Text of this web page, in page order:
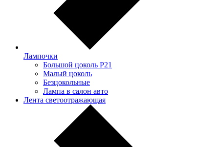
Лампочки
Большой цоколь P21
Малый цоколь
Безцокольные
Лампа в салон авто
Лента светоотражающая